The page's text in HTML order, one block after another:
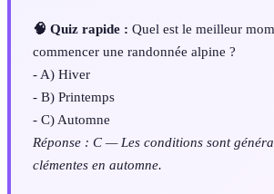
🧠 Quiz rapide : Quel est le meilleur
commencer une randonnée alpine ?
- A) Hiver
- B) Printemps
- C) Automne
Réponse : C — Les conditions sont
clémentes en automne.